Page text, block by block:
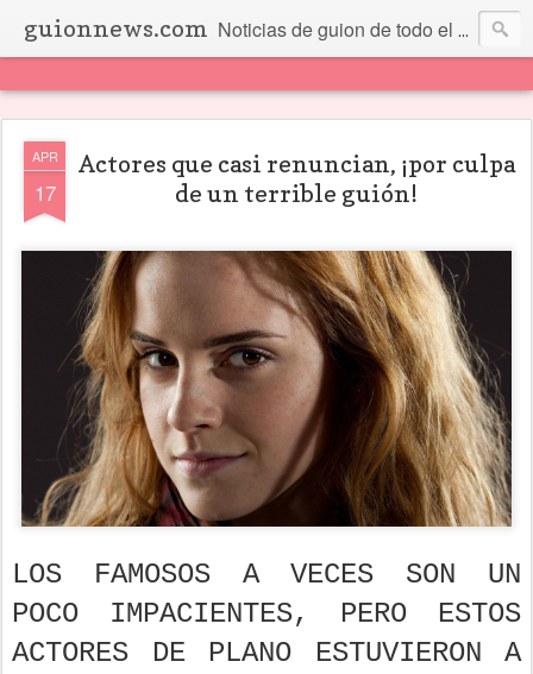
guionnews.com Noticias de guion de todo el mundo... Y más.
APR
17
Actores que casi renuncian, ¡por culpa
de un terrible guión!
LOS FAMOSOS A VECES SON UN
POCO IMPACIENTES, PERO ESTOS
ACTORES DE PLANO ESTUVIERON A